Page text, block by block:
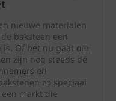
nieuwe materialen
baksteen een
is. Of het nu gaat om
zijn nog steeds dé
en
zo speciaal
markt die